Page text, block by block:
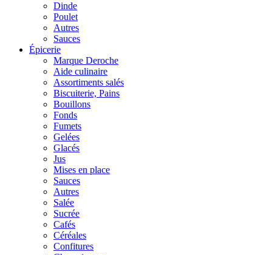
Dinde
Poulet
Autres
Sauces
Épicerie
Marque Deroche
Aide culinaire
Assortiments salés
Biscuiterie, Pains
Bouillons
Fonds
Fumets
Gelées
Glacés
Jus
Mises en place
Sauces
Autres
Salée
Sucrée
Cafés
Céréales
Confitures